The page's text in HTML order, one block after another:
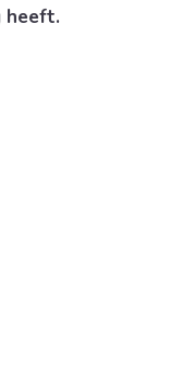
heeft.